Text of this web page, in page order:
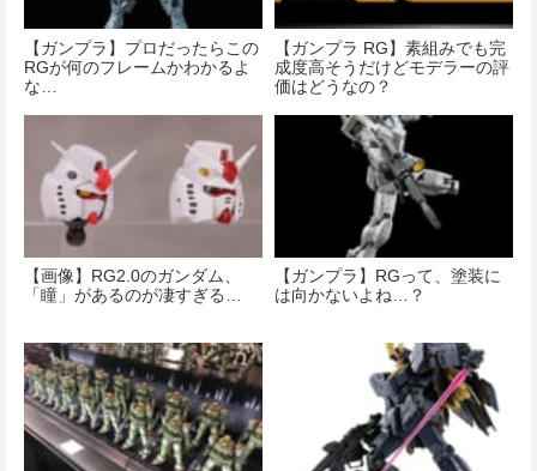
【ガンプラ】プロだったらこの
RGが何のフレームかわかるよ
な…
【ガンプラ RG】素組みでも完
成度高そうだけどモデラーの評
価はどうなの？
【画像】RG2.0のガンダム、
「瞳」があるのが凄すぎる…
【ガンプラ】RGって、塗装に
は向かないよね…？